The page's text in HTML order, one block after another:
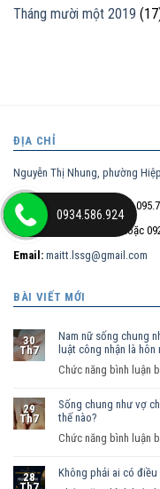
Tháng mười một 2019
ĐỊA CHỈ
Nguyễn Thị Nhung, phường
Điện thoại trực tiếp:
Hotline:
hoặc
Email: maitt.lssg@gmail.com
BÀI VIẾT MỚI
30
Th7
Nam nữ sống chung
luật công nhận là hôn
Chức năng bình luận
29
Th7
Sống chung như vợ
thế nào?
Chức năng bình luận
28
Không phải ai có
0934.586.924